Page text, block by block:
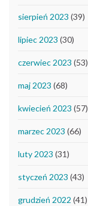
sierpień 2023 (39)
lipiec 2023 (30)
czerwiec 2023 (53)
maj 2023 (68)
kwiecień 2023 (57)
marzec 2023 (66)
luty 2023 (31)
styczeń 2023 (43)
grudzień 2022 (41)